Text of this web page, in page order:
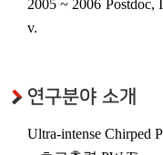
2005 ~ 2006 Postdoc,
v.
연구분야 소개
Ultra-intense Chirped